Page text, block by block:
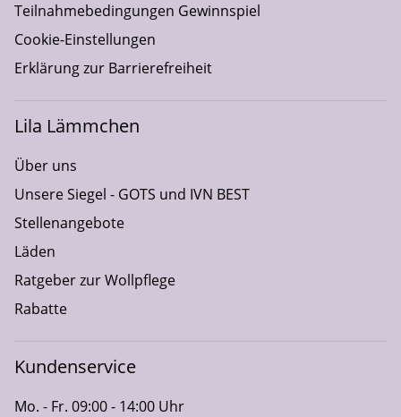
Teilnahmebedingungen Gewinnspiel
Cookie-Einstellungen
Erklärung zur Barrierefreiheit
Lila Lämmchen
Über uns
Unsere Siegel - GOTS und IVN BEST
Stellenangebote
Läden
Ratgeber zur Wollpflege
Rabatte
Kundenservice
Mo. - Fr. 09:00 - 14:00 Uhr